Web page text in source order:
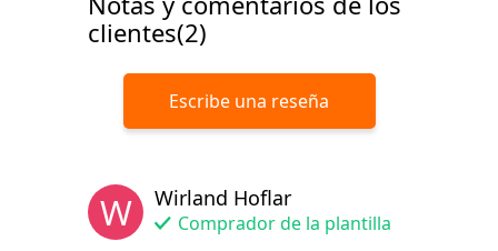
clientes(2)
Escribe una reseña
W Wirland Hoflar
Comprador de la plantilla